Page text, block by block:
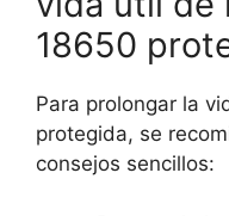
18650
Para prolongar la
protegida, se
consejos sencillos: